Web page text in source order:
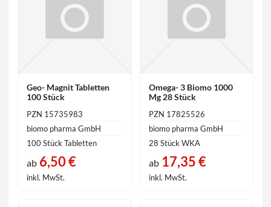
Geo- Magnit Tabletten
100 Stück
PZN 15735983
biomo pharma GmbH
100 Stück Tabletten
ab 6,50 €
inkl. MwSt.
Omega- 3 Biomo 1000
Mg 28 Stück
PZN 17825526
biomo pharma GmbH
28 Stück WKA
ab17,35 €
inkl. MwSt.